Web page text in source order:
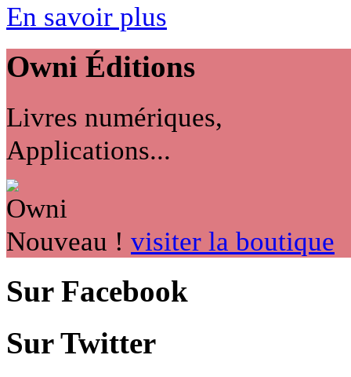
En savoir plus
Owni Éditions
Livres numériques,
Applications...
Nouveau ! visiter la boutique
Sur Facebook
Sur Twitter